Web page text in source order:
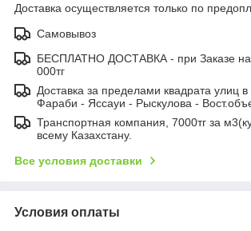
Доставка осуществляется только по
Самовывоз
БЕСПЛАТНО ДОСТАВКА - при Заказе на
000тг
Доставка за пределами квадрата улиц
Фараби - Яссауи - Рыскулова -
Транспортная компания, 7000тг за
всему Казахстану.
Все условия доставки
Условия оплаты